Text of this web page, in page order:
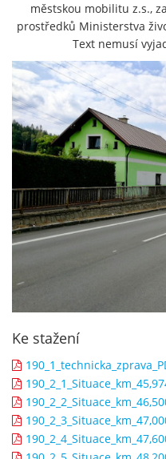
městskou mobilitu z.s.,
prostředků Ministerstva
Text nemusí
Ke stažení